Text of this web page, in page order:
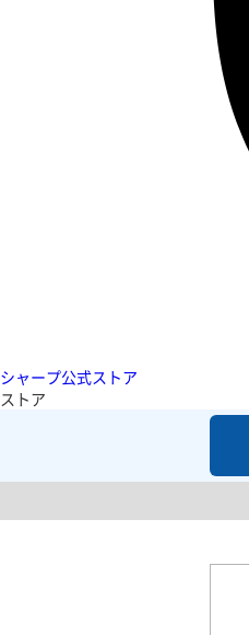
シャープ公式ストア
ストア